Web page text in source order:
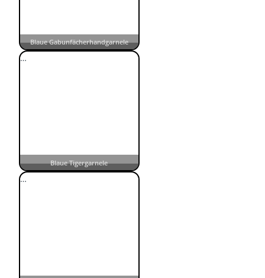
Blaue Gabunfächerhandgarnele
Blaue Tigergarnele
…
…